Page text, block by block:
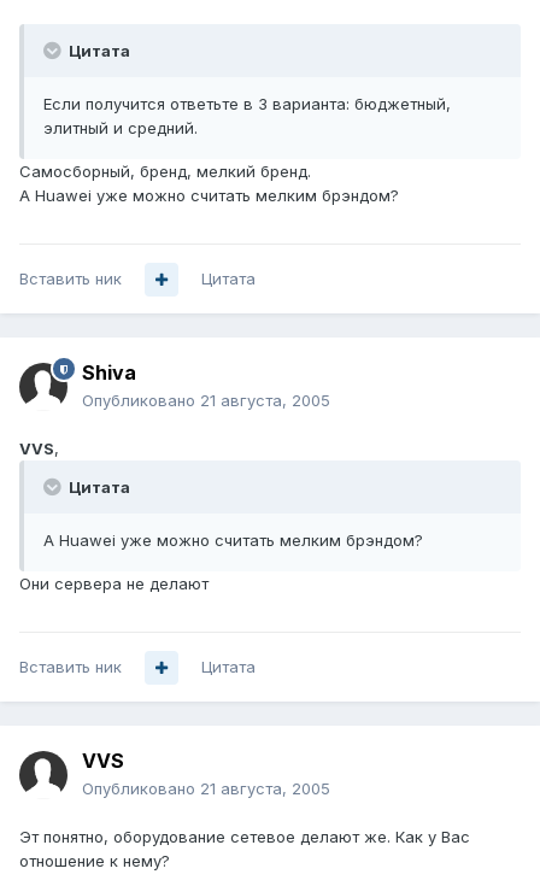
Цитата
Если получится ответьте в 3 варианта: бюджетный,
элитный и средний.
Самосборный, бренд, мелкий бренд.
А Huawei уже можно считать мелким брэндом?
Вставить ник Цитата
Shiva
Опубликовано 21 августа, 2005
VVS,
Цитата
А Huawei уже можно считать мелким брэндом?
Они сервера не делают
Вставить ник Цитата
VVS
Опубликовано 21 августа, 2005
Эт понятно, оборудование сетевое делают же. Как у Вас
отношение к нему?